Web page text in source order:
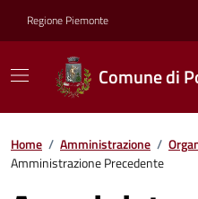
Regione Piemonte
Comune di
Home / Amministrazione /
Amministrazione Precedente